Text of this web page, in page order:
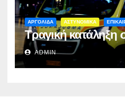
ΑΡΓΟΛΙΔΑ ΑΣΤΥΝΟΜΙΚΑ
Τραγική κατάληξη
ADMIN